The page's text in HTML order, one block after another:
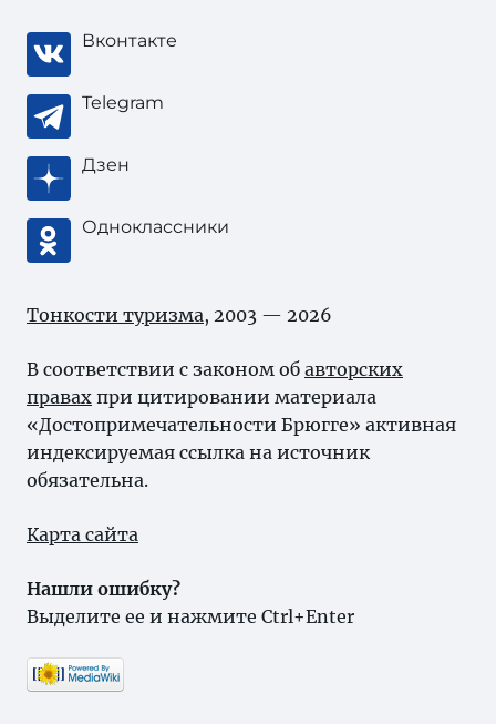
Вконтакте
Telegram
Дзен
Одноклассники
Тонкости туризма, 2003 — 2026
В соответствии с законом об авторских
правах при цитировании материала
«Достопримечательности Брюгге» активная
индексируемая ссылка на источник
обязательна.
Карта сайта
Нашли ошибку?
Выделите ее и нажмите Ctrl+Enter